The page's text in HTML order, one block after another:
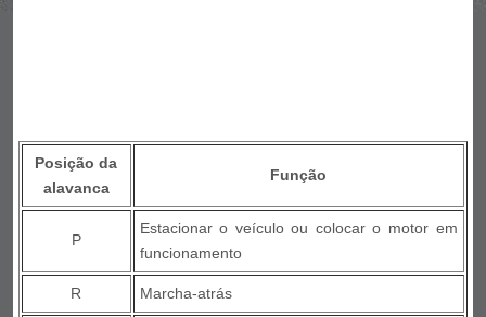
Posição da
alavanca
Função
P
Estacionar o veículo ou colocar o motor em
funcionamento
R Marcha-atrás